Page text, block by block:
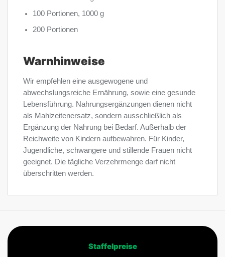
100 Portionen, 1000 g
200 Portionen
Warnhinweise
Wir empfehlen eine ausgewogene und
abwechslungsreiche Ernährung, sowie eine gesunde
Lebensführung. Nahrungsergänzungen dienen nicht
als Mahlzeitenersatz, sondern ausschließlich als
Ergänzung der Nahrung bei Bedarf. Außerhalb der
Reichweite von Kindern aufbewahren. Für Kinder,
Jugendliche, schwangere und stillende Frauen nicht
geeignet. Die tägliche Verzehrmenge darf nicht
überschritten werden.
Staffelpreise